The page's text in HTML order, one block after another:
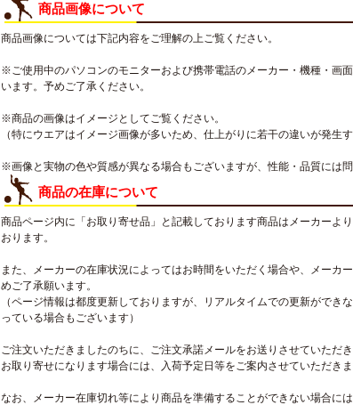
商品画像について
商品画像については下記内容をご理解の上ご覧ください。
※ご使用中のパソコンのモニターおよび携帯電話のメーカー・機種・画
います。予めご了承ください。
※商品の画像はイメージとしてご覧ください。
（特にウエアはイメージ画像が多いため、仕上がりに若干の違いが発生
※画像と実物の色や質感が異なる場合もございますが、性能・品質には
商品の在庫について
商品ページ内に「お取り寄せ品」と記載しております商品はメーカーよ
おります。
また、メーカーの在庫状況によってはお時間をいただく場合や、メーカ
めご了承願います。
（ページ情報は都度更新しておりますが、リアルタイムでの更新がで
っている場合もございます）
ご注文いただきましたのちに、ご注文承諾メールをお送りさせていただき
お取り寄せになります場合には、入荷予定日等をご案内させていただきま
なお、メーカー在庫切れ等により商品を準備することができない場合に